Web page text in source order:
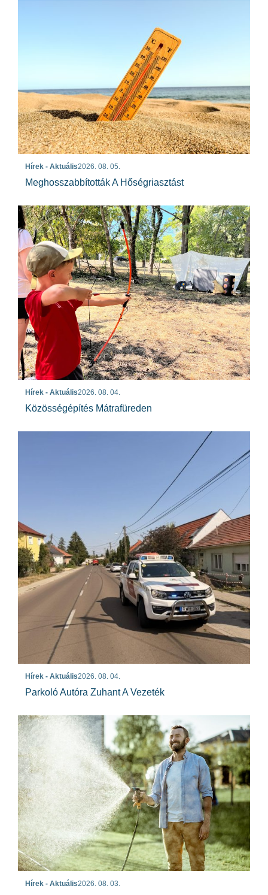
Hírek - Aktuális2026. 08. 05.
Meghosszabbították A Hőségriasztást
Hírek - Aktuális2026. 08. 04.
Közösségépítés Mátrafüreden
Hírek - Aktuális2026. 08. 04.
Parkoló Autóra Zuhant A Vezeték
Hírek - Aktuális2026. 08. 03.